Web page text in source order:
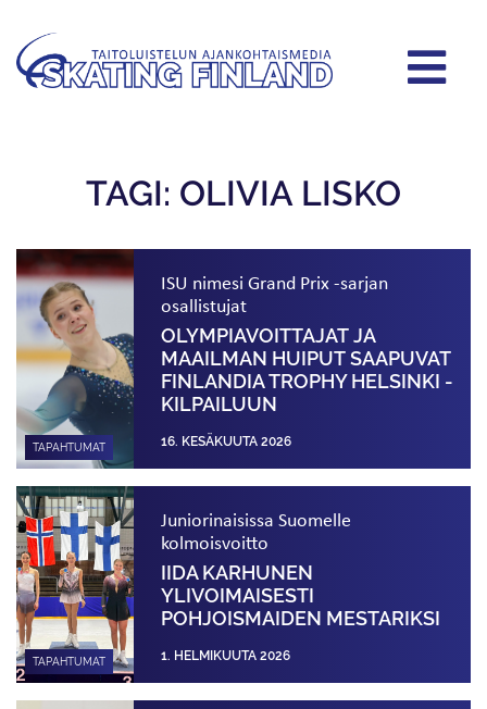
TAGI: OLIVIA LISKO
TAPAHTUMAT
ISU nimesi Grand Prix -sarjan
osallistujat
OLYMPIAVOITTAJAT JA
MAAILMAN HUIPUT SAAPUVAT
FINLANDIA TROPHY HELSINKI -
KILPAILUUN
16. KESÄKUUTA 2026
TAPAHTUMAT
Juniorinaisissa Suomelle
kolmoisvoitto
IIDA KARHUNEN
YLIVOIMAISESTI
POHJOISMAIDEN MESTARIKSI
1. HELMIKUUTA 2026